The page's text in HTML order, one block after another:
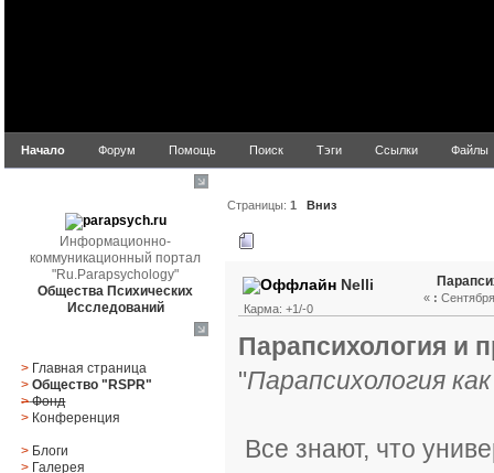
Начало Форум Помощь Поиск Тэги Ссылки Файлы
Информационно-
коммуникационный портал
"Ru.Parapsychology"
Общества Психических
Исследований
> Главная страница
> Общество "RSPR"
> Фонд
> Конференция
> Блоги
> Галерея
Страницы:1 Вниз
Nelli
Карма: +1/-0
« :
Парапсихология и
"Парапсихология
Все знают, что